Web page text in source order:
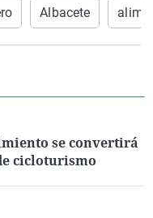
Albacete
se convertirá
cicloturismo